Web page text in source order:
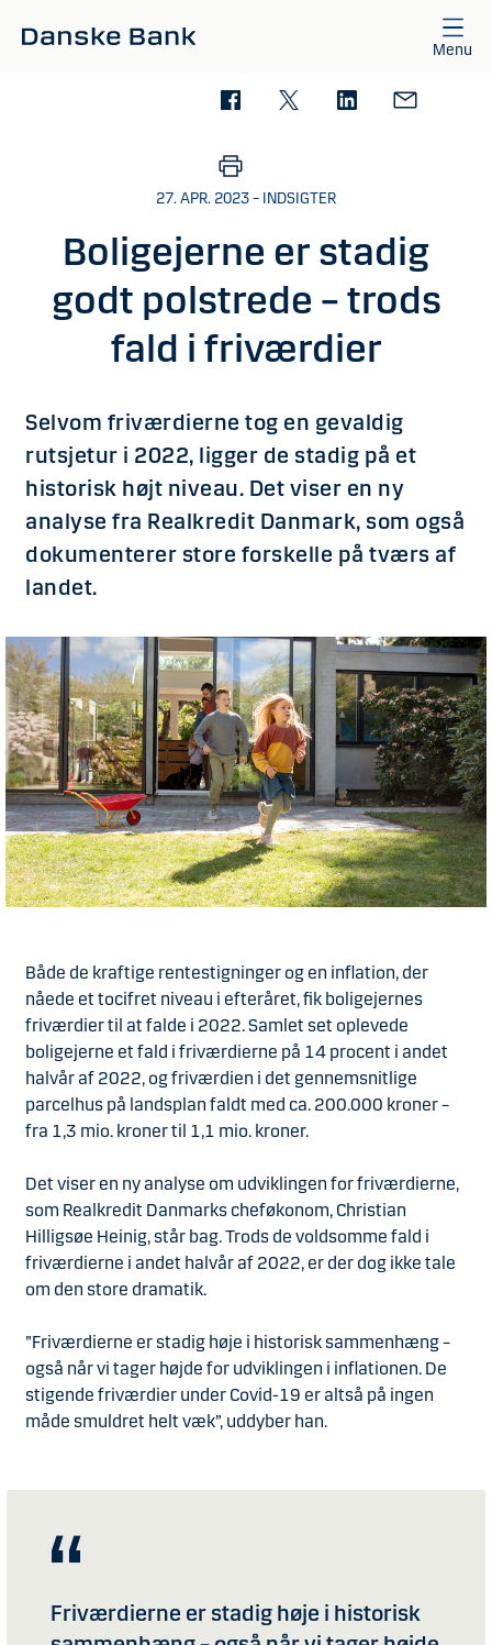
Menu
27. APR. 2023 – INDSIGTER
Boligejerne er stadig
godt polstrede – trods
fald i friværdier
Selvom friværdierne tog en gevaldig
rutsjetur i 2022, ligger de stadig på et
historisk højt niveau. Det viser en ny
analyse fra Realkredit Danmark, som også
dokumenterer store forskelle på tværs af
landet.
Både de kraftige rentestigninger og en inflation, der
nåede et tocifret niveau i efteråret, fik boligejernes
friværdier til at falde i 2022. Samlet set oplevede
boligejerne et fald i friværdierne på 14 procent i andet
halvår af 2022, og friværdien i det gennemsnitlige
parcelhus på landsplan faldt med ca. 200.000 kroner –
fra 1,3 mio. kroner til 1,1 mio. kroner.
Det viser en ny analyse om udviklingen for friværdierne,
som Realkredit Danmarks cheføkonom, Christian
Hilligsøe Heinig, står bag. Trods de voldsomme fald i
friværdierne i andet halvår af 2022, er der dog ikke tale
om den store dramatik.
”Friværdierne er stadig høje i historisk sammenhæng –
også når vi tager højde for udviklingen i inflationen. De
stigende friværdier under Covid-19 er altså på ingen
måde smuldret helt væk”, uddyber han.
Friværdierne er stadig høje i historisk